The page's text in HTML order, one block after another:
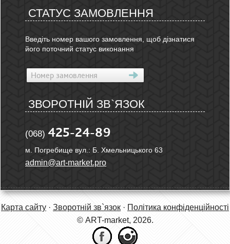
СТАТУС ЗАМОВЛЕННЯ
Введіть номер вашого замовлення, щоб дізнатися
його поточний статус виконання
ЗВОРОТНІЙ ЗВ`ЯЗОК
(068) 425-24-89
м. Погребище вул.: Б. Хмельницького 63
admin@art-market.pro
Карта сайту · Зворотній зв`язок · Політика конфіденційності
© ART-market, 2026.